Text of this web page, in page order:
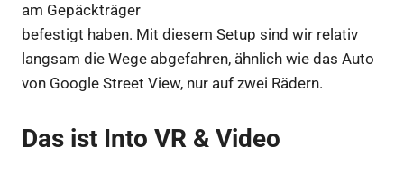
am Gepäckträger
befestigt haben. Mit diesem Setup sind wir relativ
langsam die Wege abgefahren, ähnlich wie das Auto
von Google Street View, nur auf zwei Rädern.
Das ist Into VR & Video